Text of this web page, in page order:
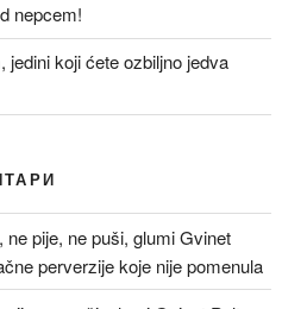
nepcem!
koji ćete ozbiljno jedva
ne pije, ne puši, glumi Gvinet
perverzije koje nije pomenula